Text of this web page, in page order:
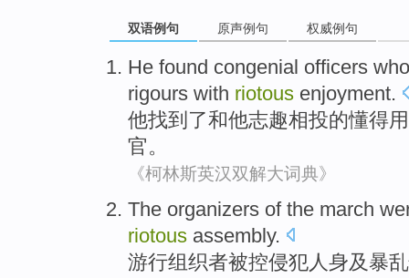
双语例句 原声例句 权威例句
He found congenial officers
rigours with riotous enjoyment.
他找到了和他志趣相投的懂得用
官。
《柯林斯英汉双解大词典》
The organizers of the march
riotous assembly.
游行组织者被控侵犯人身及 暴